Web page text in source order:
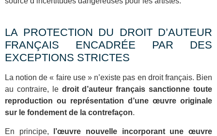
LA PROTECTION DU DROIT D’AUTEUR
FRANÇAIS ENCADRÉE PAR DES
EXCEPTIONS STRICTES
La notion de « faire use » n’existe pas en droit français. Bien
au contraire,
le droit d’auteur français sanctionne toute
reproduction ou représentation d’une œuvre originale
sur le fondement de la contrefaçon.
En principe,
l’œuvre nouvelle incorporant une œuvre